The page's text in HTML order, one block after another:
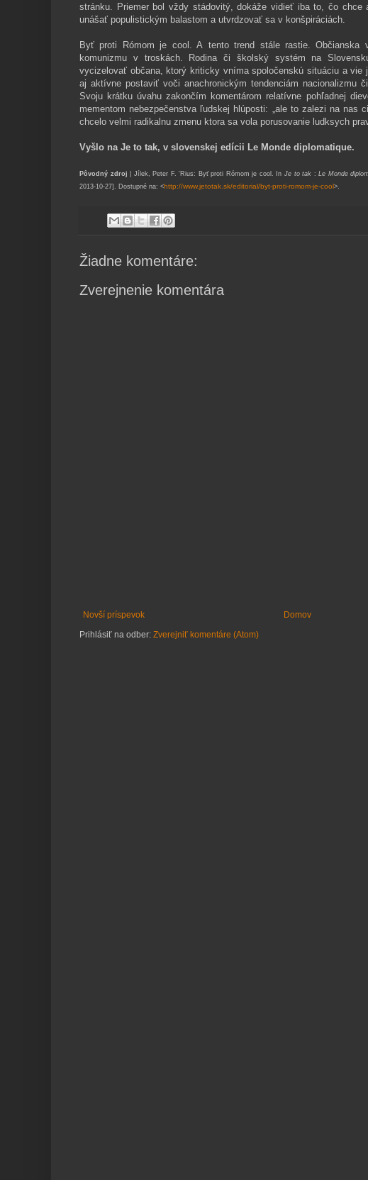
stránku. Priemer bol vždy stádovitý, dokáže vidieť iba to, čo
unášať populistickým balastom a utvrdzovať sa v konšpiráciách.
Byť proti Rómom je cool. A tento trend stále rastie. Občianska
komunizmu v troskách. Rodina či školský systém na
vycizelovať občana, ktorý kriticky vníma spoločenskú situáciu a vie
aj aktívne postaviť voči anachronickým tendenciám nacionalizmu
Svoju krátku úvahu zakončím komentárom relatívne pohľadnej
mementom nebezpečenstva ľudskej hlúposti: „ale to zalezi na nas
chcelo velmi radikalnu zmenu ktora sa vola porusovanie ludksych
Vyšlo na Je to tak, v slovenskej edícii Le Monde diplomatique.
Pôvodný zdroj | Jílek, Peter F. 'Rius: Byť proti Rómom je cool. InJe to tak :Le Monde
2013-10-27]. Dostupné na: <http://www.jetotak.sk/editorial/byt-proti-romom-je-cool>.
Žiadne komentáre:
Zverejnenie komentára
Novší príspevok
Domov
Prihlásiť na odber: Zverejniť komentáre (Atom)